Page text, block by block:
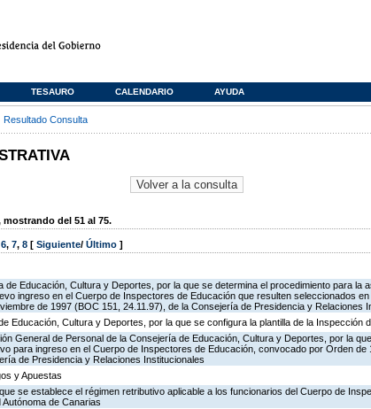
TESAURO CALENDARIO AYUDA
Resultado Consulta
del 51 al 75.
6, 7, 8 [ Siguiente/ Último ]
de Educación, Cultura y Deportes, por la que se determina el procedimiento para la
ingreso en el Cuerpo de Inspectores de Educación que resulten seleccionados
de 1997 (BOC 151, 24.11.97), de la Consejería de Presidencia y Relaciones
Educación, Cultura y Deportes, por la que se configura la plantilla de la Inspección
General de Personal de la Consejería de Educación, Cultura y Deportes, por la
para ingreso en el Cuerpo de Inspectores de Educación, convocado por Orden de
de Presidencia y Relaciones Institucionales
y Apuestas
se establece el régimen retributivo aplicable a los funcionarios del Cuerpo de
de Canarias